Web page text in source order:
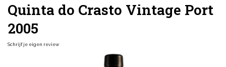
Quinta do Crasto Vintage Port
2005
Schrijf je eigen review